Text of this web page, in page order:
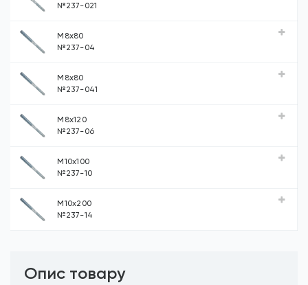
№237-021
М8х80
№237-04
М8х80
№237-041
М8х120
№237-06
М10х100
№237-10
М10х200
№237-14
Опис товару